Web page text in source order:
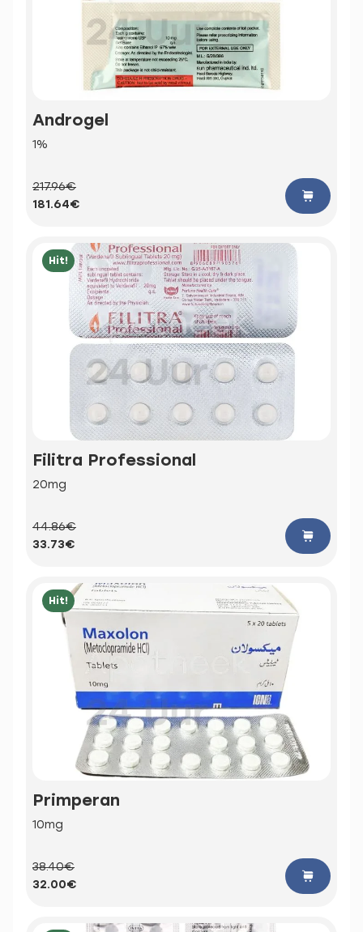
Androgel
1%
217.96€
181.64€
Hit!
Filitra Professional
20mg
44.86€
33.73€
Hit!
Primperan
10mg
38.40€
32.00€